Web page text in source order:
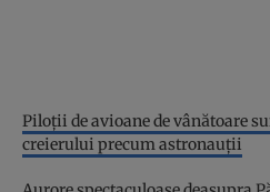
Piloții de avioane de vânătoare
creierului precum astronauții